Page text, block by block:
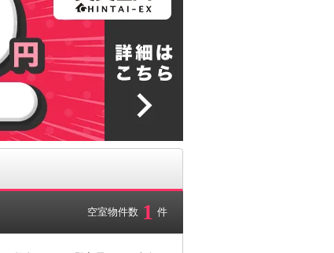
空室物件数 1 件